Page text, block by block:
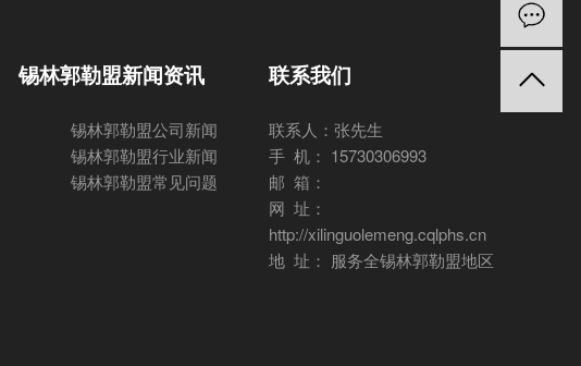
锡林郭勒盟新闻资讯
锡林郭勒盟公司新闻
锡林郭勒盟行业新闻
锡林郭勒盟常见问题
联系我们
联系人：张先生
手 机： 15730306993
邮 箱：
网 址：
http://xilinguolemeng.cqlphs.cn
地 址： 服务全锡林郭勒盟地区